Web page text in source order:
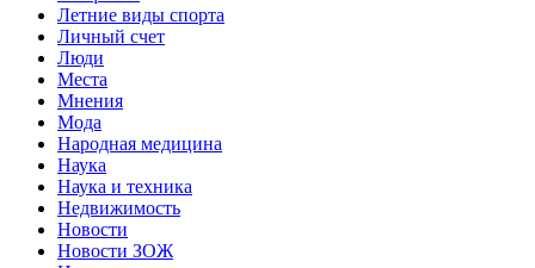
Летние виды спорта
Личный счет
Люди
Места
Мнения
Мода
Народная медицина
Наука
Наука и техника
Недвижимость
Новости
Новости ЗОЖ